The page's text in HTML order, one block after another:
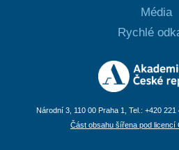
Média
Rychlé
Národní 3, 110 00 Praha 1, Tel.: +420 221
Část obsahu šířena pod licencí